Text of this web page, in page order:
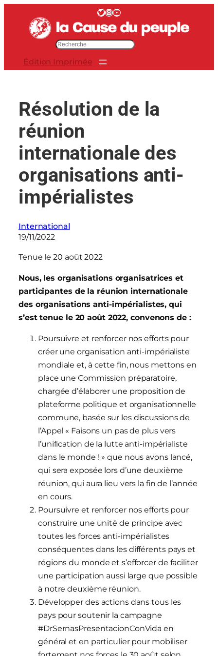
contenu
Twitter InstagramYouTube
e
r
Édition Imprimée
Résolution de la
réunion
internationale des
organisations anti-
impérialistes
International
19/11/2022
Tenue le 20 août 2022
Nous, les organisations organisatrices et
participantes de la réunion internationale
des organisations anti-impérialistes, qui
s’est tenue le 20 août 2022, convenons de :
Poursuivre et renforcer nos efforts pour
créer une organisation anti-impérialiste
mondiale et, à cette fin, nous mettons en
place une Commission préparatoire,
chargée d’élaborer une proposition de
plateforme politique et organisationnelle
commune, basée sur les discussions de
l’Appel « Faisons un pas de plus vers
l’unification de la lutte anti-impérialiste
dans le monde ! » que nous avons lancé,
qui sera exposée lors d’une deuxième
réunion, qui aura lieu vers la fin de l’année
en cours.
Poursuivre et renforcer nos efforts pour
construire une unité de principe avec
toutes les forces anti-impérialistes
conséquentes dans les différents pays et
régions du monde et s’efforcer de faciliter
une participation aussi large que possible
à notre deuxième réunion.
Développer des actions dans tous les
pays pour soutenir la campagne
#DrSernasPresentacionConVida en
général et en particulier pour mobiliser